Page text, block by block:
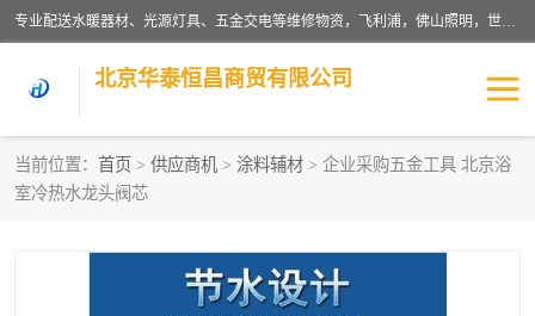
专业配送水暖器材、光源灯具、五金交电等维修物资，飞利浦，佛山照明，世达，博世，九牧，特陶等各产品涉及国内外知名品牌。公司专注与物业、学校、酒店、工厂等单位合作，提供一站式配送服务，降低客户综合成本。依托电子商务改变传统模式，以专业的团队为客户提供24H物资配送到达，货到月结、统一开票，便捷退换等服务，提高了企业的运营效率。
北京华泰恒昌商贸有限公司
当前位置： 首页 > 供应商机 > 涂料辅材 > 企业采购五金工具 北京浴
室冷热水龙头阀芯
水暖阀门
涂料辅材